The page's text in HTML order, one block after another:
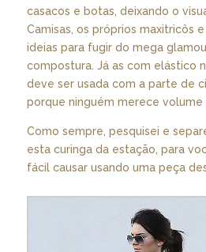
casacos e botas, deixando o
Camisas, os próprios maxitricôs
ideias para fugir do mega
compostura. Já as com elástico
deve ser usada com a parte de
porque ninguém merece volume
Como sempre, pesquisei e
esta curinga da estação, para
fácil causar usando uma peça